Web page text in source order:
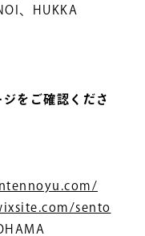
、HUKKA
をご確認くださ
sento